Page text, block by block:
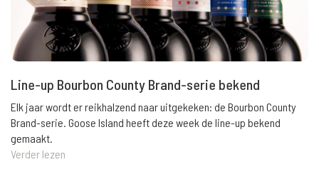
Line-up Bourbon County Brand-serie bekend
Elk jaar wordt er reikhalzend naar uitgekeken: de Bourbon County
Brand-serie. Goose Island heeft deze week de line-up bekend
gemaakt.
Verder lezen